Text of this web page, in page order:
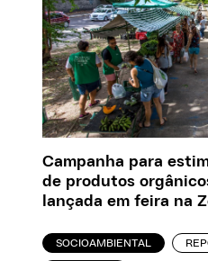
Campanha para
de produtos
lançada em feira na
SOCIOAMBIENTAL